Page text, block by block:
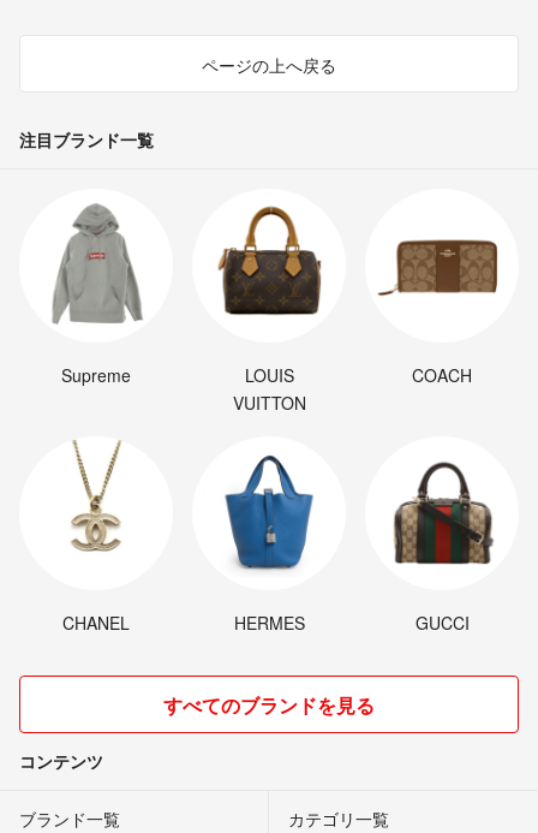
ページの上へ戻る
注目ブランド一覧
Supreme
LOUIS
VUITTON
COACH
CHANEL HERMES GUCCI
すべてのブランドを見る
コンテンツ
ブランド一覧 カテゴリ一覧